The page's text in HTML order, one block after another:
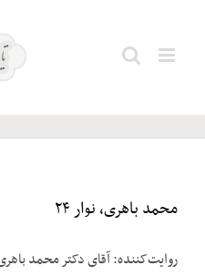
امیرارجمند؛
محمد باهری، نوار ۲۴